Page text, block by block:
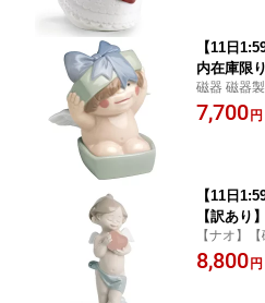
【11日
内在庫限
れ
磁器 磁器
フト 出産
ギュリン
7,700 円
【11日
【訳あり
れ
【ナオ】
フィギュリ
8,800 円